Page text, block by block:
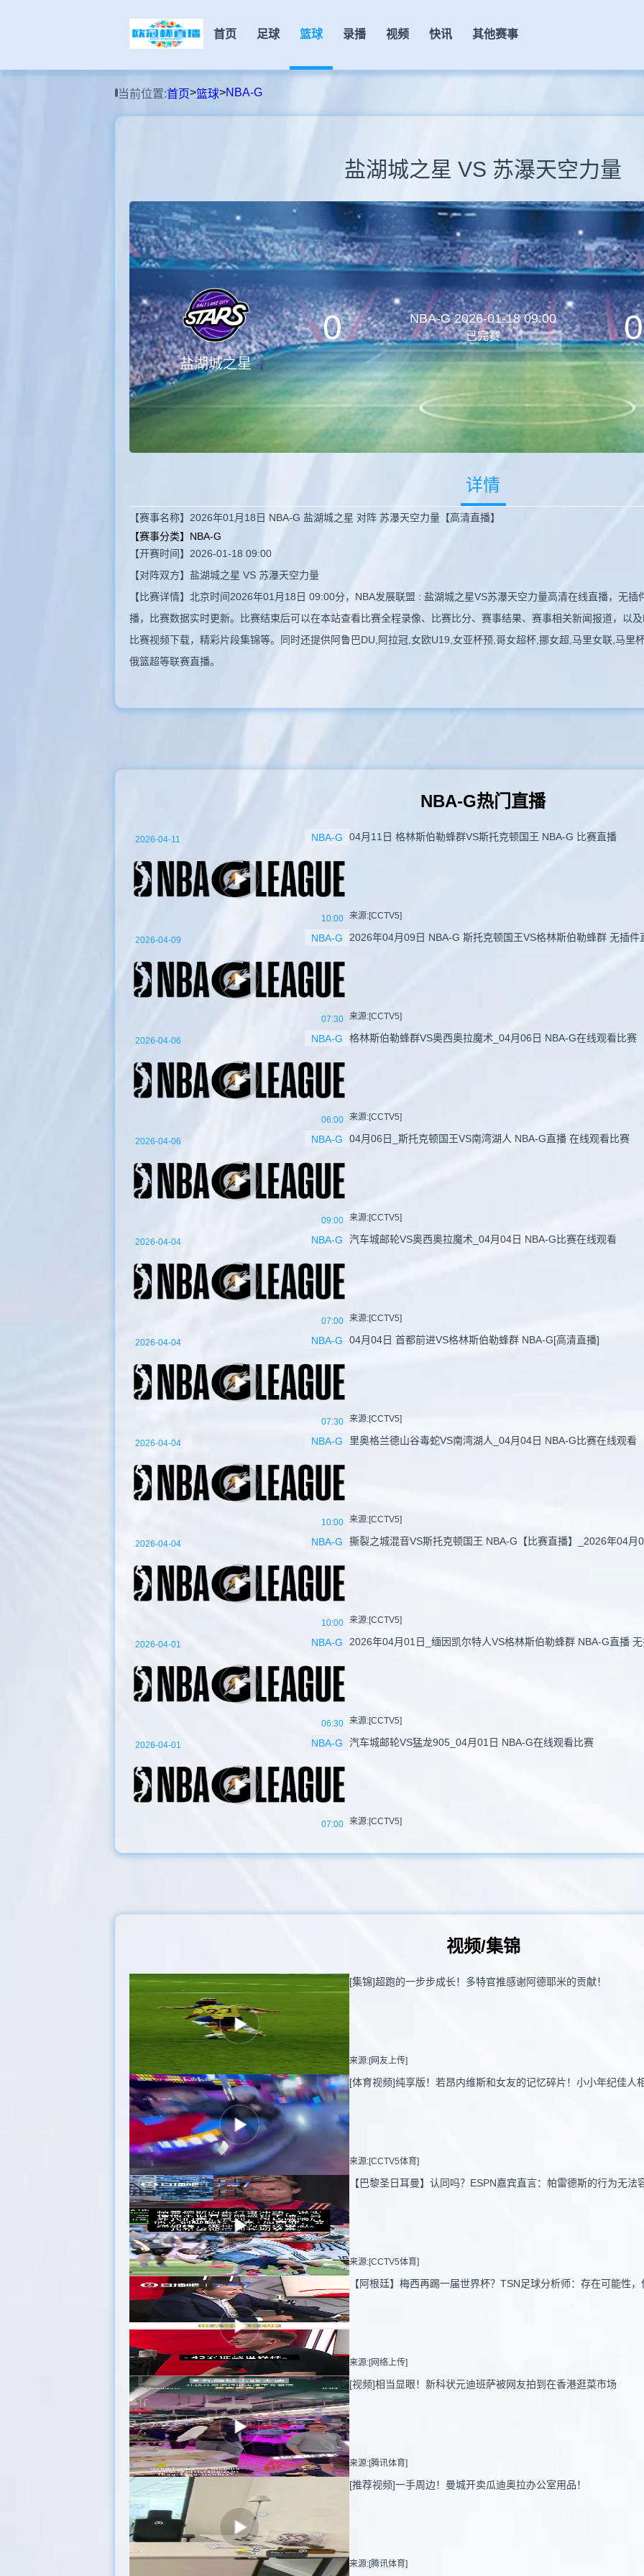
首页 足球 篮球 录播 视频 快讯 其他赛事
当前位置:首页>篮球>NBA-G
盐湖城之星 VS 苏瀑天空力量
盐湖城之星
0 NBA-G2026-01-18 09:00
已完赛 0
详情
【赛事名称】2026年01月18日 NBA-G 盐湖城之星 对阵 苏瀑天空力量【高清直播】
【赛事分类】 NBA-G
【开赛时间】2026-01-18 09:00
【对阵双方】盐湖城之星 VS 苏瀑天空力量
【比赛详情】北京时间2026年01月18日 09:00分，NBA发展联盟 : 盐湖城之星VS苏瀑天空力量高清在线直播，无
播，比赛数据实时更新。比赛结束后可以在本站查看比赛全程录像、比赛比分、赛事结果、赛事相关新闻报道，以
比赛视频下载，精彩片段集锦等。同时还提供阿鲁巴DU,阿拉冠,女欧U19,女亚杯预,哥女超杯,挪女超,马里女联,马里
俄篮超等联赛直播。
NBA-G热门直播
NBA-G
10:00
2026-04-11 04月11日 格林斯伯勒蜂群VS斯托克顿国王 NBA-G 比赛直播
来源:[CCTV5]
NBA-G
07:30
2026-04-09 2026年04月09日 NBA-G 斯托克顿国王VS格林斯伯勒蜂群 无插件
来源:[CCTV5]
NBA-G
06:00
2026-04-06 格林斯伯勒蜂群VS奥西奥拉魔术_04月06日 NBA-G在线观看比赛
来源:[CCTV5]
NBA-G
09:00
2026-04-06 04月06日_斯托克顿国王VS南湾湖人 NBA-G直播 在线观看比赛
来源:[CCTV5]
NBA-G
07:00
2026-04-04 汽车城邮轮VS奥西奥拉魔术_04月04日 NBA-G比赛在线观看
来源:[CCTV5]
NBA-G
07:30
2026-04-04 04月04日 首都前进VS格林斯伯勒蜂群 NBA-G[高清直播]
来源:[CCTV5]
NBA-G
10:00
2026-04-04 里奥格兰德山谷毒蛇VS南湾湖人_04月04日 NBA-G比赛在线观看
来源:[CCTV5]
NBA-G
10:00
2026-04-04 撕裂之城混音VS斯托克顿国王 NBA-G【比赛直播】_2026年04月
来源:[CCTV5]
NBA-G
06:30
2026-04-01 2026年04月01日_缅因凯尔特人VS格林斯伯勒蜂群 NBA-G直播
来源:[CCTV5]
NBA-G
07:00
2026-04-01 汽车城邮轮VS猛龙905_04月01日 NBA-G在线观看比赛
来源:[CCTV5]
视频/集锦
[集锦]超跑的一步步成长！多特官推感谢阿德耶米的贡献！
来源:[网友上传]
[体育视频]纯享版！若昂内维斯和女友的记忆碎片！小小年纪佳人
来源:[CCTV5体育]
【巴黎圣日耳曼】认同吗？ESPN嘉宾直言：帕雷德斯的行为无法
来源:[CCTV5体育]
【阿根廷】梅西再踢一届世界杯？TSN足球分析师：存在可能性
来源:[网络上传]
[视频]相当显眼！新科状元迪班萨被网友拍到在香港逛菜市场
来源:[腾讯体育]
[推荐视频]一手周边！曼城开卖瓜迪奥拉办公室用品！
来源:[腾讯体育]